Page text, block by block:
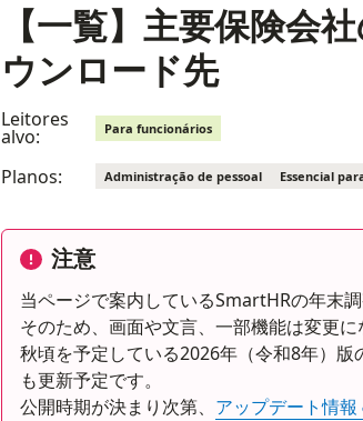
【一覧】主要保険会
ウンロード先
Leitores
alvo: Para funcionários
Planos: Administração de pessoal Essencial
注意
当ページで案内しているSmartHRの年末
そのため、画面や文言、一部機能は変更に
秋頃を予定している2026年（令和8年）
も更新予定です。
公開時期が決まり次第、 アップデート情報